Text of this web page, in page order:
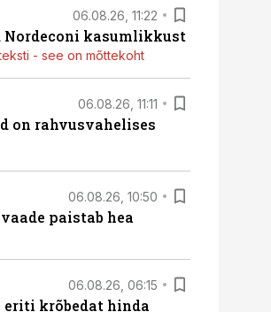
06.08.26, 11:22
kasumlikkust
- see on mõttekoht
06.08.26, 11:11
on rahvusvahelises
06.08.26, 10:50
paistab hea
06.08.26, 06:15
eriti krõbedat hinda